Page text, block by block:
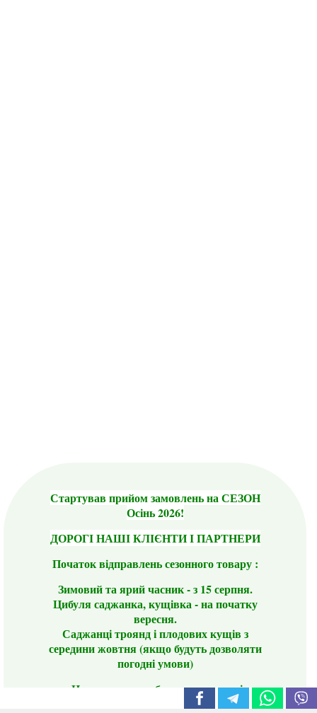
Стартував прийом замовлень на СЕЗОН
Осінь 2026!
ДОРОГІ НАШІ КЛІЄНТИ І ПАРТНЕРИ
Початок відправлень сезонного товару :
Зимовий та ярий часник - з 15 серпня.
Цибуля саджанка, кущівка - на початку
вересня.
Саджанці троянд і плодових кущів з
середини жовтня (якщо будуть дозволяти
погодні умови)
Цього сезону ви будете задоволені
традиційно гарним асортиментом цибулі